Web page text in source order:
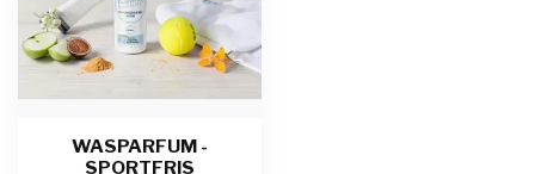
WASPARFUM -
SPORTFRIS